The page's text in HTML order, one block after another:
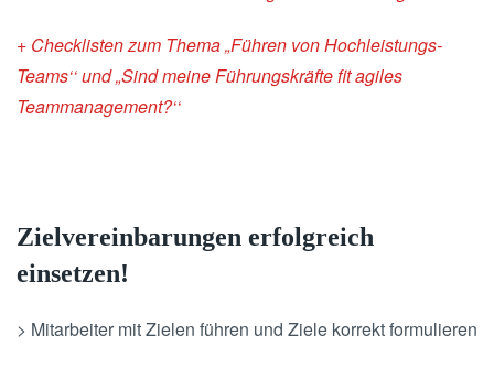
+ Checklisten zum Thema „Führen von Hochleistungs-
Teams‘‘ und „Sind meine Führungskräfte fit agiles
Teammanagement?‘‘
Zielvereinbarungen erfolgreich
einsetzen!
> Mitarbeiter mit Zielen führen und Ziele korrekt formulieren